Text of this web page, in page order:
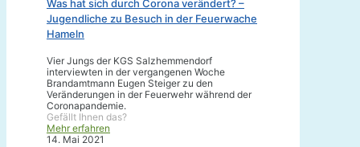
Was hat sich durch Corona verändert? –
Jugendliche zu Besuch in der Feuerwache
Hameln
Vier Jungs der KGS Salzhemmendorf
interviewten in der vergangenen Woche
Brandamtmann Eugen Steiger zu den
Veränderungen in der Feuerwehr während der
Coronapandemie.
Gefällt Ihnen das?
Mehr erfahren
14. Mai 2021